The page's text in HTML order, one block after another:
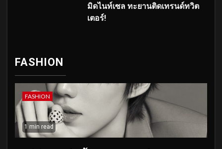
มิดไนท์เซล ทะยานติดเทรนด์ทวิต
เตอร์!
FASHION
FASHION
1 min read